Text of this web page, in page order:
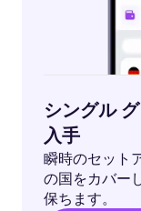
シングル
入手
瞬時のセット
の国をカバー
保ちます。